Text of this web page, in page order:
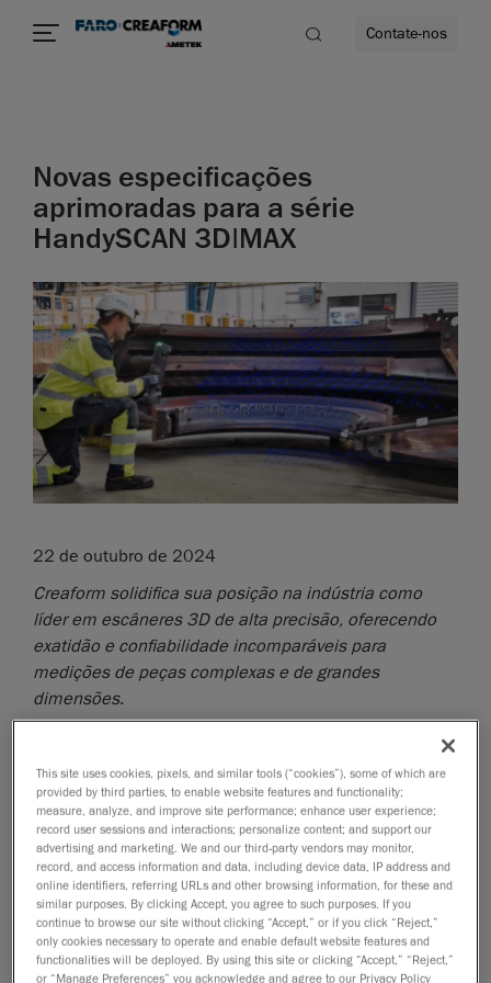
mais
Contate-nos
Novas especificações
aprimoradas para a série
HandySCAN 3D|MAX
22 de outubro de 2024
Creaform solidifica sua posição na indústria como
líder em escâneres 3D de alta precisão, oferecendo
exatidão e confiabilidade incomparáveis para
medições de peças complexas e de grandes
dimensões.
Creaform ,
soluções de medição 3D automatizadaseportáteis
anunciou hoje seus avanços mais recentes na
Série HandySCAN 3D|MAX. Essas melhorias incluem
um importante aprimoramento da precisão
volumétrica de peças de grandes dimensões,
feedback adicional de medições para orientar os
usuários a capturar com confiança os dados corretos
na primeira tentativa, além de outras melhorias de
This site uses cookies, pixels, and similar tools (“cookies”), some of which are
provided by third parties, to enable website features and functionality;
measure, analyze, and improve site performance; enhance user experience;
record user sessions and interactions; personalize content; and support our
advertising and marketing. We and our third-party vendors may monitor,
record, and access information and data, including device data, IP address and
online identifiers, referring URLs and other browsing information, for these and
similar purposes. By clicking Accept, you agree to such purposes. If you
continue to browse our site without clicking “Accept,” or if you click “Reject,”
only cookies necessary to operate and enable default website features and
functionalities will be deployed. By using this site or clicking “Accept,” “Reject,”
or “Manage Preferences” you acknowledge and agree to our Privacy Policy